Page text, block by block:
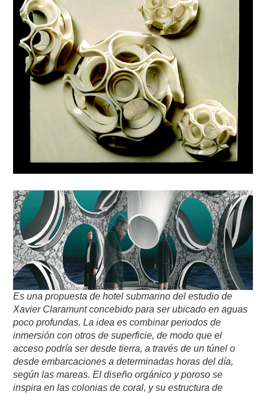
Es una propuesta de hotel submarino del estudio de
Xavier Claramunt concebido para ser ubicado en aguas
poco profundas. La idea es combinar periodos de
inmersión con otros de superficie, de modo que el
acceso podría ser desde tierra, a través de un túnel o
desde embarcaciones a determinadas horas del día,
según las mareas. El diseño orgánico y poroso se
inspira en las colonias de coral, y su estructura de